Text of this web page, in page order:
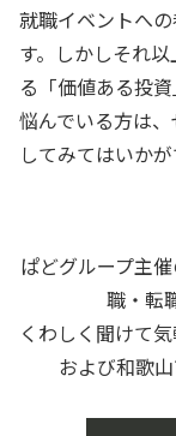
就職イベントへ
す。しかしそれ
る「価値ある投
悩んでいる方は
してみてはいかが
ぱどグループ主
職・転
くわしく聞けて
および和歌